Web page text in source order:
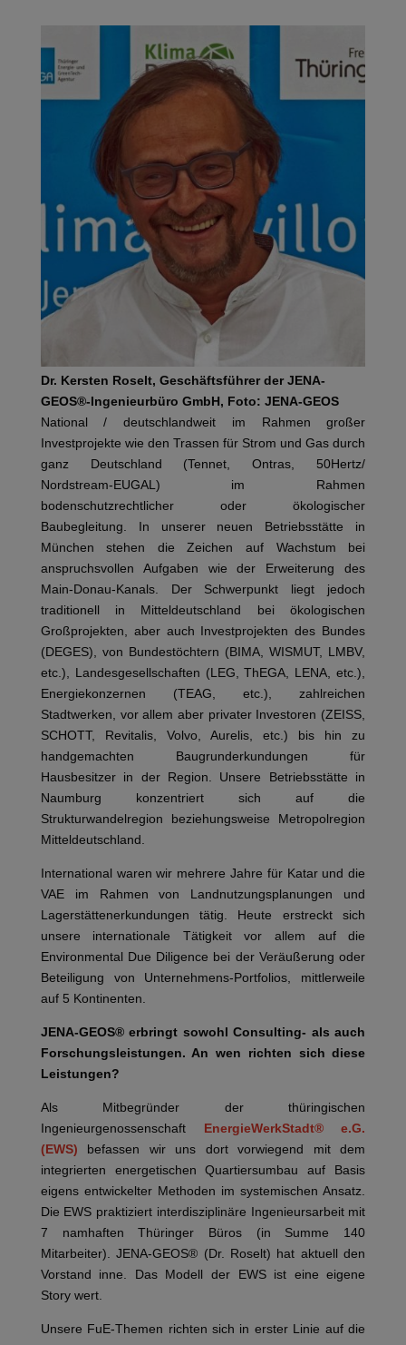
Dr. Kersten Roselt, Geschäftsführer der JENA-
GEOS®-Ingenieurbüro GmbH, Foto: JENA-GEOS
National / deutschlandweit im Rahmen großer
Investprojekte wie den Trassen für Strom und Gas durch
ganz Deutschland (Tennet, Ontras, 50Hertz/
Nordstream-EUGAL) im Rahmen
bodenschutzrechtlicher oder ökologischer
Baubegleitung. In unserer neuen Betriebsstätte in
München stehen die Zeichen auf Wachstum bei
anspruchsvollen Aufgaben wie der Erweiterung des
Main-Donau-Kanals. Der Schwerpunkt liegt jedoch
traditionell in Mitteldeutschland bei ökologischen
Großprojekten, aber auch Investprojekten des Bundes
(DEGES), von Bundestöchtern (BIMA, WISMUT, LMBV,
etc.), Landesgesellschaften (LEG, ThEGA, LENA, etc.),
Energiekonzernen (TEAG, etc.), zahlreichen
Stadtwerken, vor allem aber privater Investoren (ZEISS,
SCHOTT, Revitalis, Volvo, Aurelis, etc.) bis hin zu
handgemachten Baugrunderkundungen für
Hausbesitzer in der Region. Unsere Betriebsstätte in
Naumburg konzentriert sich auf die
Strukturwandelregion beziehungsweise Metropolregion
Mitteldeutschland.
International waren wir mehrere Jahre für Katar und die
VAE im Rahmen von Landnutzungsplanungen und
Lagerstättenerkundungen tätig. Heute erstreckt sich
unsere internationale Tätigkeit vor allem auf die
Environmental Due Diligence bei der Veräußerung oder
Beteiligung von Unternehmens-Portfolios, mittlerweile
auf 5 Kontinenten.
JENA-GEOS® erbringt sowohl Consulting- als auch
Forschungsleistungen. An wen richten sich diese
Leistungen?
Als Mitbegründer der thüringischen
Ingenieurgenossenschaft EnergieWerkStadt® e.G.
(EWS) befassen wir uns dort vorwiegend mit dem
integrierten energetischen Quartiersumbau auf Basis
eigens entwickelter Methoden im systemischen Ansatz.
Die EWS praktiziert interdisziplinäre Ingenieursarbeit mit
7 namhaften Thüringer Büros (in Summe 140
Mitarbeiter). JENA-GEOS® (Dr. Roselt) hat aktuell den
Vorstand inne. Das Modell der EWS ist eine eigene
Story wert.
Unsere FuE-Themen richten sich in erster Linie auf die